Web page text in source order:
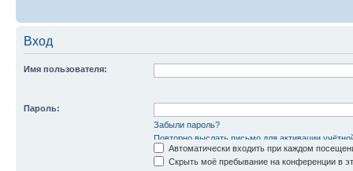
Вход
Имя пользователя:
Пароль:
Забыли пароль?
Повторно выслать письмо для активации
Автоматически входить при каждом
Скрыть моё пребывание на конференции в